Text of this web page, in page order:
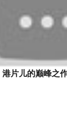
港片儿的巅峰之